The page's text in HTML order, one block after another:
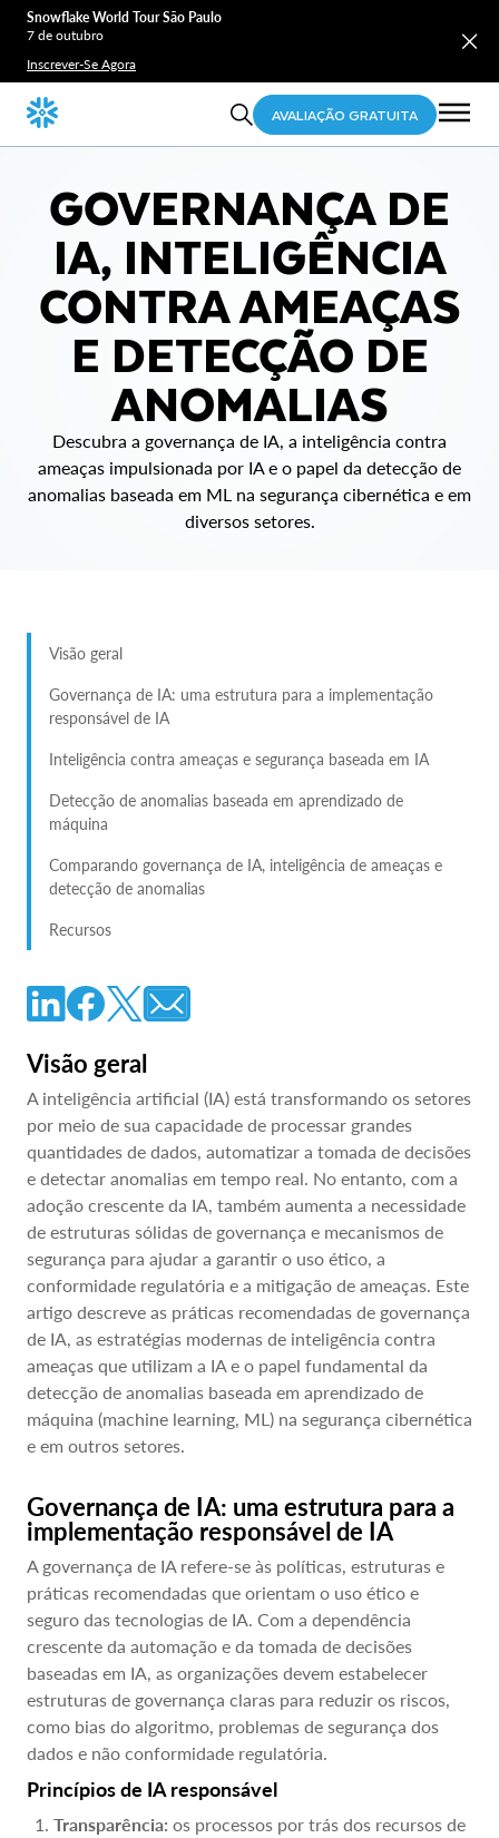
Snowflake World Tour São Paulo
7 de outubro
Inscrever-Se Agora
AVALIAÇÃO GRATUITA
GOVERNANÇA DE
IA, INTELIGÊNCIA
CONTRA AMEAÇAS
E DETECÇÃO DE
ANOMALIAS
Descubra a governança de IA, a inteligência contra
ameaças impulsionada por IA e o papel da detecção de
anomalias baseada em ML na segurança cibernética e em
diversos setores.
Visão geral
Governança de IA: uma estrutura para a implementação
responsável de IA
Inteligência contra ameaças e segurança baseada em IA
Detecção de anomalias baseada em aprendizado de
máquina
Comparando governança de IA, inteligência de ameaças e
detecção de anomalias
Recursos
Visão geral
A inteligência artificial (IA) está transformando os setores
por meio de sua capacidade de processar grandes
quantidades de dados, automatizar a tomada de decisões
e detectar anomalias em tempo real. No entanto, com a
adoção crescente da IA, também aumenta a necessidade
de estruturas sólidas de governança e mecanismos de
segurança para ajudar a garantir o uso ético, a
conformidade regulatória e a mitigação de ameaças. Este
artigo descreve as práticas recomendadas de governança
de IA, as estratégias modernas de inteligência contra
ameaças que utilizam a IA e o papel fundamental da
detecção de anomalias baseada em aprendizado de
máquina (machine learning, ML) na segurança cibernética
e em outros setores.
Governança de IA: uma estrutura para a
implementação responsável de IA
A governança de IA refere-se às políticas, estruturas e
práticas recomendadas que orientam o uso ético e
seguro das tecnologias de IA. Com a dependência
crescente da automação e da tomada de decisões
baseadas em IA, as organizações devem estabelecer
estruturas de governança claras para reduzir os riscos,
como bias do algoritmo, problemas de segurança dos
dados e não conformidade regulatória.
Princípios de IA responsável
Transparência: os processos por trás dos recursos de